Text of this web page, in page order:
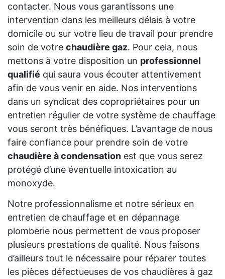
contacter. Nous vous garantissons une
intervention dans les meilleurs délais à votre
domicile ou sur votre lieu de travail pour prendre
soin de votre chaudière gaz. Pour cela, nous
mettons à votre disposition un professionnel
qualifié qui saura vous écouter attentivement
afin de vous venir en aide. Nos interventions
dans un syndicat des copropriétaires pour un
entretien régulier de votre système de chauffage
vous seront très bénéfiques. L’avantage de nous
faire confiance pour prendre soin de votre
chaudière à condensation est que vous serez
protégé d’une éventuelle intoxication au
monoxyde.
Notre professionnalisme et notre sérieux en
entretien de chauffage et en dépannage
plomberie nous permettent de vous proposer
plusieurs prestations de qualité. Nous faisons
d’ailleurs tout le nécessaire pour réparer toutes
les pièces défectueuses de vos chaudières à gaz